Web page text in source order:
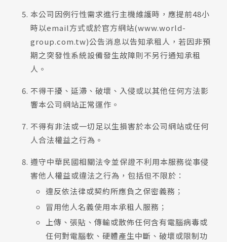
本公司因例行性需求進行主機維護時，應提前48小
時以email方式或於官方網站(www.world-
group.com.tw)公告消息以告知承租人，若因非預
期之突發性系統設備發生故障則不另行通知承租
人。
不得干擾、延滯、破壞、入侵或以其他任何方法影
響本公司網站正常運作。
不得有非法或一切足以生損害於本公司網站或任何
人合法權益之行為。
遵守中華民國相關法令並保證不利用本服務從事侵
害他人權益或違法之行為，包括但不限於：
違反依法律或契約所應負之保密義務；
冒用他人名義使用本承租人服務；
上傳、張貼、傳輸或散佈任何含有電腦病毒或
任何對電腦軟、硬體產生中斷、破壞或限制功